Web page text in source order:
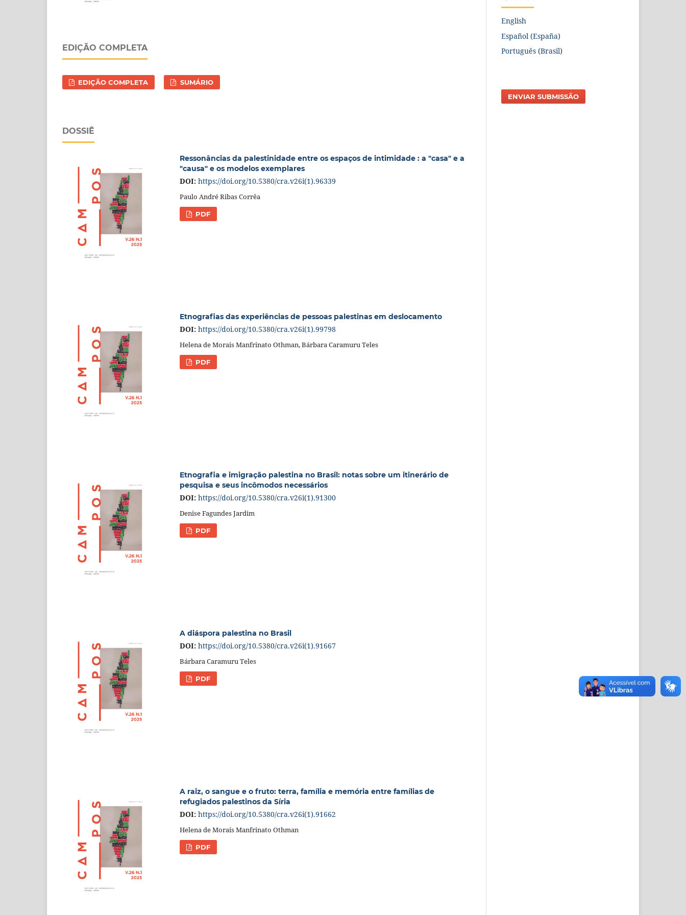
EDIÇÃO COMPLETA
EDIÇÃO COMPLETA SUMÁRIO
DOSSIÊ
Ressonâncias da palestinidade entre os espaços de intimidade : a "casa" e a
"causa" e os modelos exemplares
DOI: https://doi.org/10.5380/cra.v26i(1).96339
Paulo André Ribas Corrêa
PDF
Etnografias das experiências de pessoas palestinas em deslocamento
DOI: https://doi.org/10.5380/cra.v26i(1).99798
Helena de Morais Manfrinato Othman, Bárbara Caramuru Teles
PDF
Etnografia e imigração palestina no Brasil: notas sobre um itinerário de
pesquisa e seus incômodos necessários
DOI: https://doi.org/10.5380/cra.v26i(1).91300
Denise Fagundes Jardim
PDF
A diáspora palestina no Brasil
DOI: https://doi.org/10.5380/cra.v26i(1).91667
Bárbara Caramuru Teles
PDF
A raiz, o sangue e o fruto: terra, família e memória entre famílias de
refugiados palestinos da Síria
DOI: https://doi.org/10.5380/cra.v26i(1).91662
Helena de Morais Manfrinato Othman
PDF
English
Español (España)
Português (Brasil)
ENVIAR SUBMISSÃO